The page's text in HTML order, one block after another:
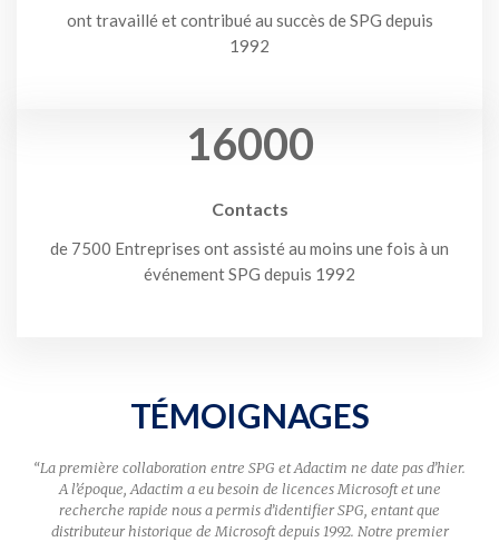
ont travaillé et contribué au succès de SPG depuis
1992
16000
Contacts
de 7500 Entreprises ont assisté au moins une fois à un
événement SPG depuis 1992
TÉMOIGNAGES
“La première collaboration entre SPG et Adactim ne date pas d’hier.
A l’époque, Adactim a eu besoin de licences Microsoft et une
recherche rapide nous a permis d’identifier SPG, entant que
distributeur historique de Microsoft depuis 1992. Notre premier